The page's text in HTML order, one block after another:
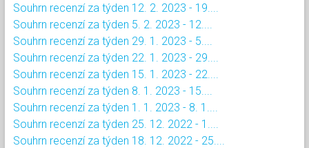
Souhrn recenzí za týden 12. 2. 2023 - 19....
Souhrn recenzí za týden 5. 2. 2023 - 12....
Souhrn recenzí za týden 29. 1. 2023 - 5....
Souhrn recenzí za týden 22. 1. 2023 - 29....
Souhrn recenzí za týden 15. 1. 2023 - 22....
Souhrn recenzí za týden 8. 1. 2023 - 15....
Souhrn recenzí za týden 1. 1. 2023 - 8. 1....
Souhrn recenzí za týden 25. 12. 2022 - 1....
Souhrn recenzí za týden 18. 12. 2022 - 25....